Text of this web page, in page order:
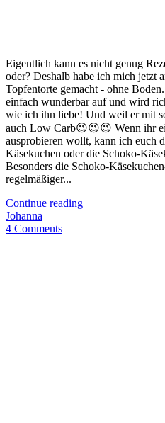
Eigentlich kann es nicht genug
oder? Deshalb habe ich mich jetzt
Topfentorte gemacht - ohne
einfach wunderbar auf und wird
wie ich ihn liebe! Und weil er mit
auch Low Carb😉😉😉 Wenn ihr
ausprobieren wollt, kann ich euch
Käsekuchen oder die Schoko-
Besonders die Schoko-
regelmäßiger...
Continue reading
Johanna
4 Comments